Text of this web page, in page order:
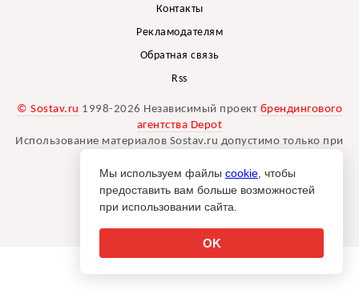
Контакты
Рекламодателям
Обратная связь
Rss
© Sostav.ru 1998-2026 Независимый проект брендингового
агентства Depot
Использование материалов Sostav.ru допустимо только при
Дизайн сайта -Liqium.
18+
Мы используем файлы cookie , чтобы
предоставить вам больше возможностей
при использовании сайта.
OK